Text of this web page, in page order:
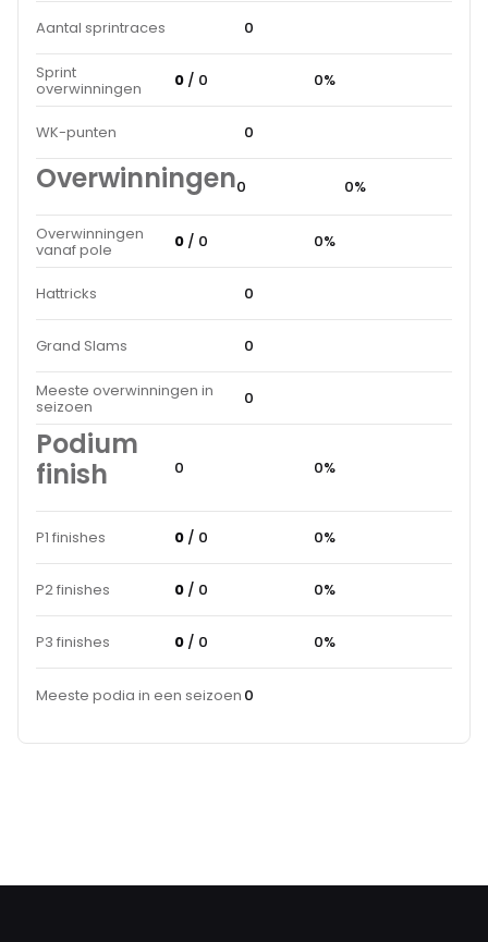
Aantal sprintraces 0
Sprint
overwinningen 0 / 0 0%
WK-punten 0
Overwinningen0 0%
Overwinningen
vanaf pole 0 / 0 0%
Hattricks 0
Grand Slams 0
Meeste overwinningen in
seizoen 0
Podium
finish
0 0%
P1 finishes 0 / 0 0%
P2 finishes 0 / 0 0%
P3 finishes 0 / 0 0%
Meeste podia in een seizoen 0